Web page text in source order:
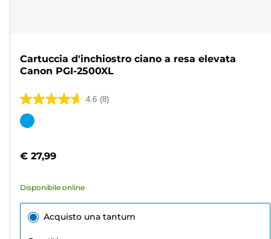
Cartuccia d'inchiostro ciano a resa elevata
Canon PGI-2500XL
4.6 (8)
4.6
su
8
Cartuccia
€ 27,99
Disponibile online
Acquisto una tantum